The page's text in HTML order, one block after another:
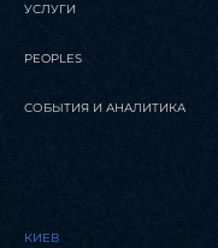
УСЛУГИ
PEOPLES
СОБЫТИЯ И АНАЛИТИКА
КИЕВ